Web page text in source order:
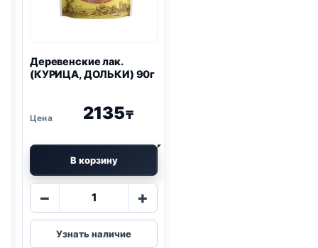
Деревенские лак.
(КУРИЦА, ДОЛЬКИ) 90г
2135₸
В корзину
−
Количество
Деревенские
лак.
+
Узнать наличие